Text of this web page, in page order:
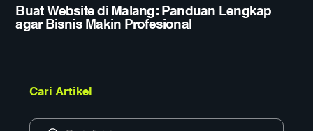
Buat Website di Malang: Panduan Lengkap
agar Bisnis Makin Profesional
Cari Artikel